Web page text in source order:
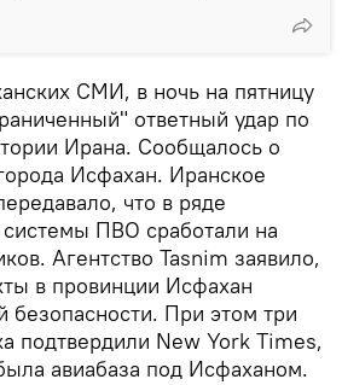
СМИ, в ночь на пятницу
ответный удар по
Ирана. Сообщалось о
Исфахан. Иранское
что в ряде
ПВО сработали на
Агентство Tasnim заявило,
в провинции Исфахан
безопасности. При этом три
подтвердили New York Times,
авиабаза под Исфаханом.